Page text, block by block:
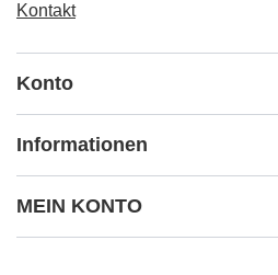
Kontakt
Konto
Informationen
MEIN KONTO